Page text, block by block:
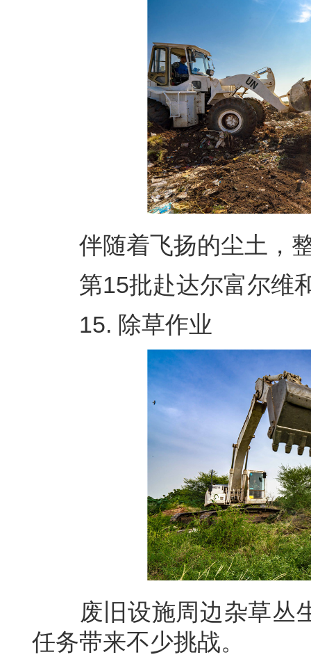
伴随着飞扬的尘土，整
第15批赴达尔富尔维
15. 除草作业
废旧设施周边杂草丛生
任务带来不少挑战。